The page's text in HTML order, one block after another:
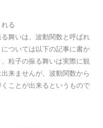
る
舞いは、波動関数と呼ばれ
ついては以下の記事に書か
粒子の振る舞いは実際に観
来ませんが、波動関数から
ことが出来るというもので